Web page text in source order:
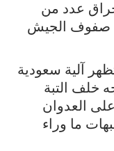
عدد من
صفوف الجيش
آلية سعودية
خلف التبة
العدوان
ما وراء